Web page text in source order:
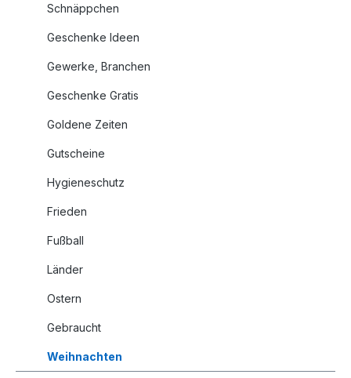
Schnäppchen
Geschenke Ideen
Gewerke, Branchen
Geschenke Gratis
Goldene Zeiten
Gutscheine
Hygieneschutz
Frieden
Fußball
Länder
Ostern
Gebraucht
Weihnachten